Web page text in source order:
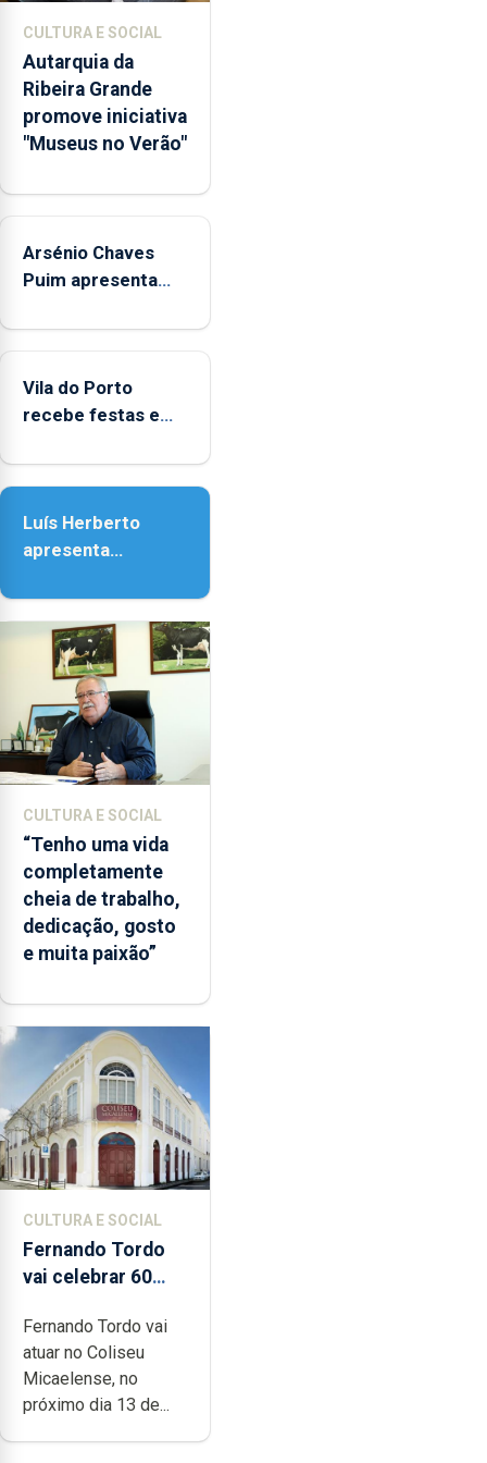
integrados
na
Rede
Municipal
de
aos
durante
o
de
entre
as
e
as
18h00.
CULTURA E SOCIAL
Autarquia da
Ribeira Grande
promove iniciativa
"Museus no Verão"
Arsénio Chaves
Puim apresenta
de Vila do Porto
Vila do Porto
recebe festas em
Senhora da
Luís Herberto
apresenta
Paisagem’
CULTURA E SOCIAL
“Tenho uma vida
completamente
cheia de trabalho,
dedicação, gosto
e muita paixão”
CULTURA E SOCIAL
Fernando Tordo
vai celebrar 60
no Coliseu
Micaelense
Fernando Tordo vai
atuar no Coliseu
Micaelense, no
próximo dia 13 de...